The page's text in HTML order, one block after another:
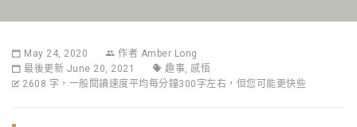
May 24, 2020 作者 Amber Long
最後更新 June 20, 2021
趣事, 感悟
2608 字，一般閱讀速度平均每分鐘300字左右，但您可能更快些